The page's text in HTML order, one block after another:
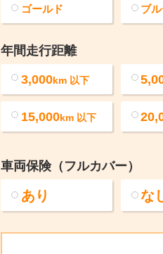
ゴールド ブル
年間走行距離
3,000km 以下
15,000km 以下
車両保険（フルカバー）
あり な